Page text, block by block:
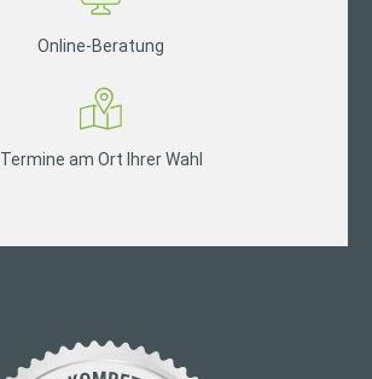
Online-Beratung
Termine am Ort Ihrer Wahl